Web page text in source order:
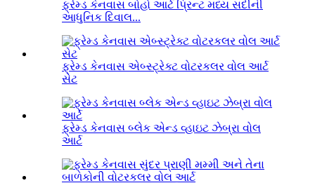
ફ્રેમ્ડ કેનવાસ બોહો આર્ટ પ્રિન્ટ મધ્ય સદીની
આધુનિક દિવાલ...
ફ્રેમ્ડ કેનવાસ એબ્સ્ટ્રેક્ટ વોટરકલર વોલ આર્ટ
સેટ
ફ્રેમ્ડ કેનવાસ બ્લેક એન્ડ વ્હાઇટ ઝેબ્રા વોલ
આર્ટ